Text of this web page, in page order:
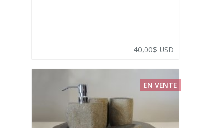
40,00$ USD
EN VENTE